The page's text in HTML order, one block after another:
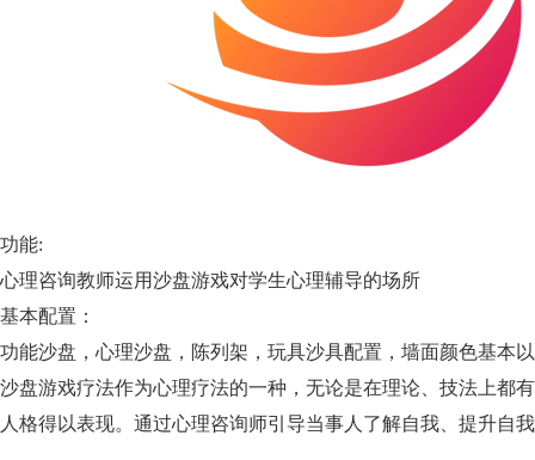
功能:
心理咨询教师运用沙盘游戏对学生心理辅导的场所
基本配置：
功能沙盘，心理沙盘，陈列架，玩具沙具配置，墙面颜色基本
沙盘游戏疗法作为心理疗法的一种，无论是在理论、技法上都
人格得以表现。通过心理咨询师引导当事人了解自我、提升自